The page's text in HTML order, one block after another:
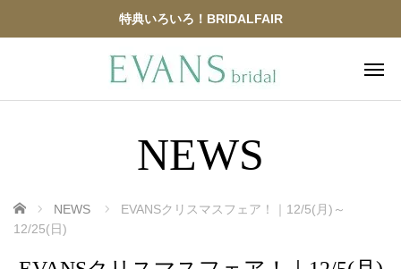
特典いろいろ！BRIDALFAIR
NEWS
ホーム NEWS
EVANSクリスマスフェア！｜12/5(月)～
12/25(日)